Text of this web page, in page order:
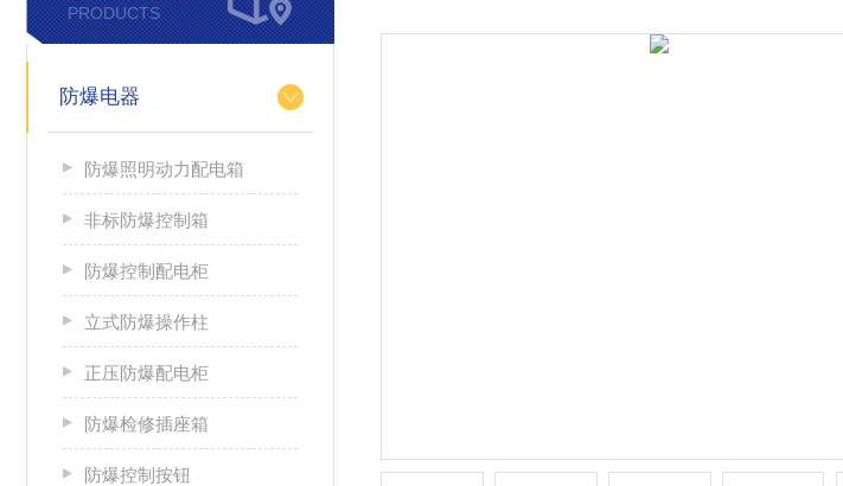
PRODUCTS
防爆电器
防爆照明动力配电箱
非标防爆控制箱
防爆控制配电柜
立式防爆操作柱
正压防爆配电柜
防爆检修插座箱
防爆控制按钮